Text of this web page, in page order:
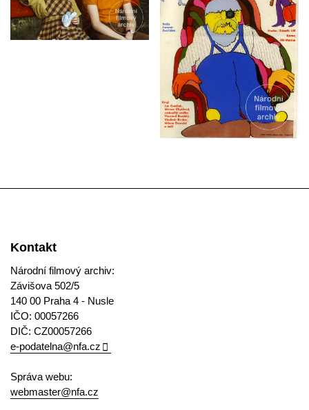
Kontakt
Národní filmový archiv:
Závišova 502/5
140 00 Praha 4 - Nusle
IČO: 00057266
DIČ: CZ00057266
e-podatelna@nfa.cz
Správa webu:
webmaster@nfa.cz